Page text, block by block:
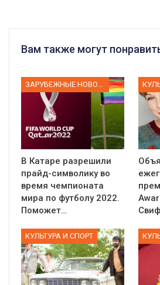
Вам также могут
ЗАРУБЕЖНЫЕ НОВОСТИ
В Катаре разрешили
прайд-символику во
время чемпионата
мира по футболу 2022.
Поможет…
КУЛЬТУРА И СПОРТ